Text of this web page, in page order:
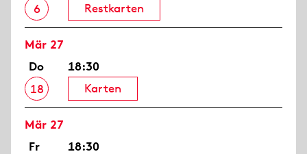
6
Restkarten
Mär 27
Do
18
18:30
Karten
Mär 27
Fr
18:30